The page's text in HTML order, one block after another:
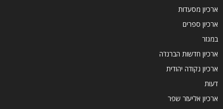
ארכיון מסעדות
ארכיון ספרים
במגזר
ארכיון חדשות הברנז'ה
ארכיון נקודה יהודית
דעות
ארכיון אליעזר שפר